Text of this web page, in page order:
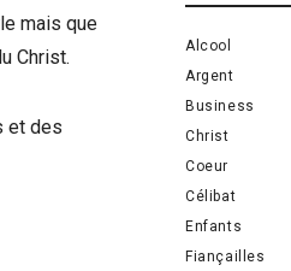
mais que
Christ.
et des
Alcool
Argent
Business
Christ
Coeur
Célibat
Enfants
Fiançailles